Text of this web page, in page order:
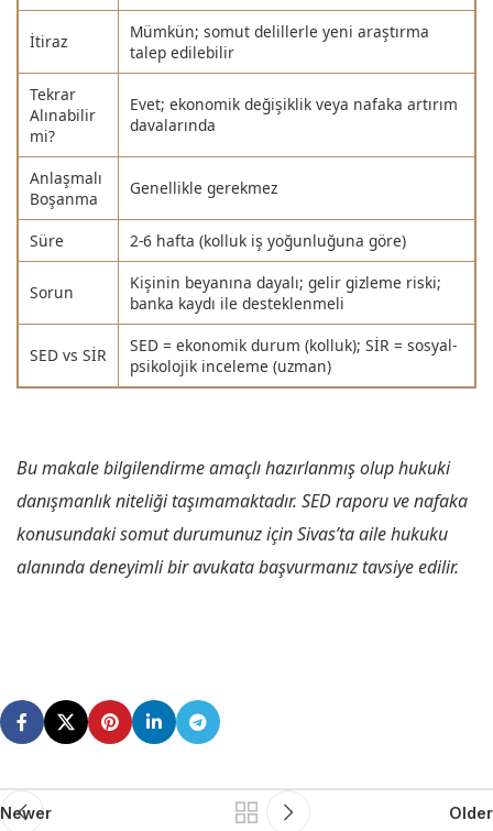
İtiraz
Mümkün; somut delillerle yeni araştırma
talep edilebilir
Tekrar
Alınabilir
mi?
Evet; ekonomik değişiklik veya nafaka artırım
davalarında
Anlaşmalı
Boşanma
Genellikle gerekmez
Süre 2-6 hafta (kolluk iş yoğunluğuna göre)
Sorun
Kişinin beyanına dayalı; gelir gizleme riski;
banka kaydı ile desteklenmeli
SED vs SİR
SED = ekonomik durum (kolluk); SİR = sosyal-
psikolojik inceleme (uzman)
Bu makale bilgilendirme amaçlı hazırlanmış olup hukuki
danışmanlık niteliği taşımamaktadır. SED raporu ve nafaka
konusundaki somut durumunuz için Sivas’ta aile hukuku
alanında deneyimli bir avukata başvurmanız tavsiye edilir.
Newer Older